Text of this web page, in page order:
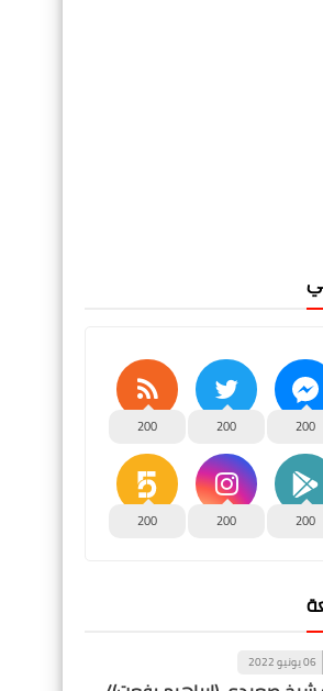
200
200
200
200
200
200
06 يونيو 2022